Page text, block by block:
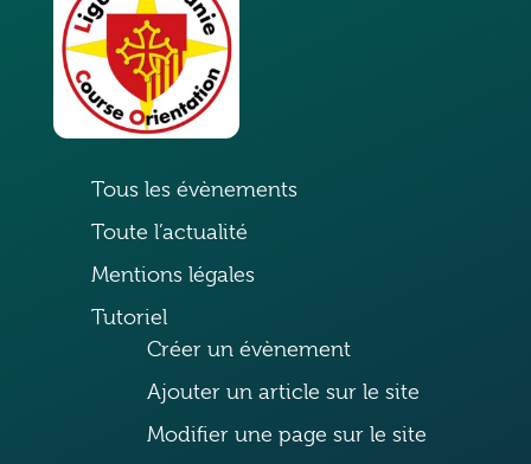
Tous les évènements
Toute l’actualité
Mentions légales
Tutoriel
Créer un évènement
Ajouter un article sur le site
Modifier une page sur le site